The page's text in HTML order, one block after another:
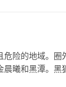
险的地域。
曦和黑潭。黑